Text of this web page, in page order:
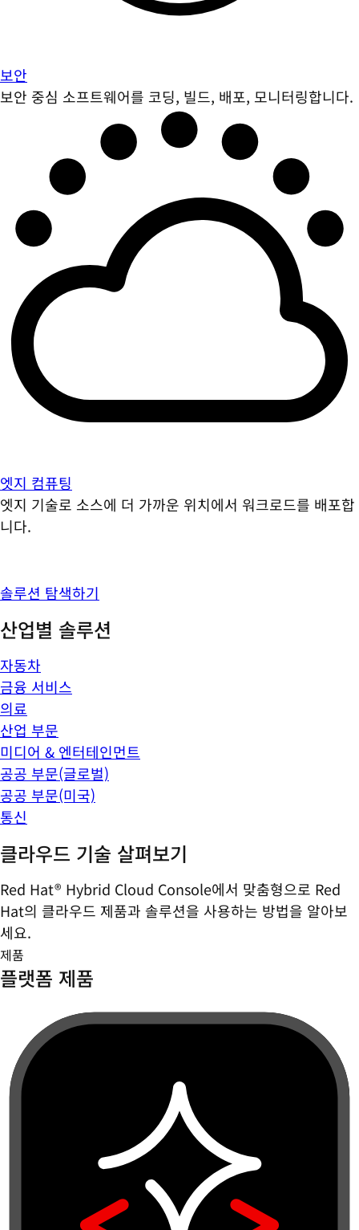
보안
보안 중심 소프트웨어를 코딩, 빌드, 배포, 모니터링합니다.
엣지 컴퓨팅
엣지 기술로 소스에 더 가까운 위치에서 워크로드를 배포합
니다.
솔루션 탐색하기
산업별 솔루션
자동차
금융 서비스
의료
산업 부문
미디어 & 엔터테인먼트
공공 부문(글로벌)
공공 부문(미국)
통신
클라우드 기술 살펴보기
Red Hat® Hybrid Cloud Console에서 맞춤형으로 Red
Hat의 클라우드 제품과 솔루션을 사용하는 방법을 알아보
세요.
제품
플랫폼 제품